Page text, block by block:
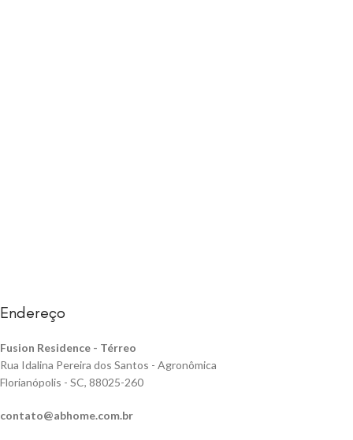
Endereço
Fusion Residence - Térreo
Rua Idalina Pereira dos Santos - Agronômica
Florianópolis - SC, 88025-260
contato@abhome.com.br